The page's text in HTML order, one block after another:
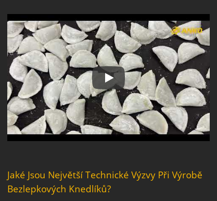
Laboratoř ANKO FOOD
Jaké Jsou Největší Technické Výzvy Při Výrobě
Bezlepkových Knedlíků?